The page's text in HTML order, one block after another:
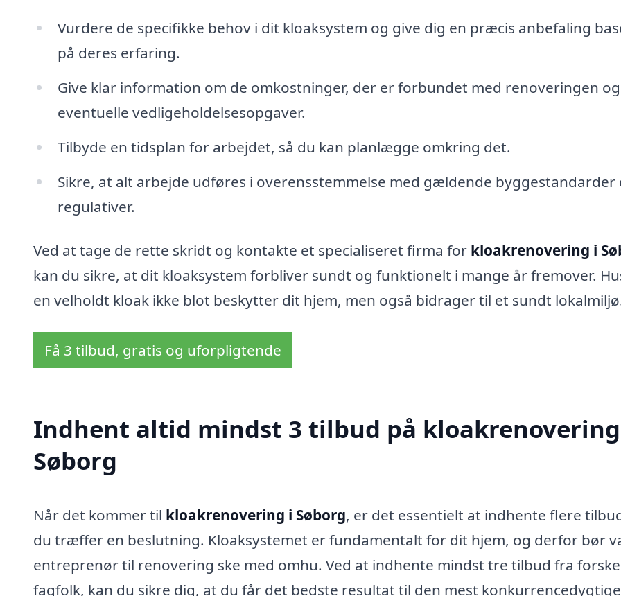
Vurdere de specifikke behov i dit kloaksystem og give dig en præcis anbefaling
på deres erfaring.
Give klar information om de omkostninger, der er forbundet med renoveringen og
eventuelle vedligeholdelsesopgaver.
Tilbyde en tidsplan for arbejdet, så du kan planlægge omkring det.
Sikre, at alt arbejde udføres i overensstemmelse med gældende byggestandarder
regulativer.
Ved at tage de rette skridt og kontakte et specialiseret firma for kloakrenovering i
kan du sikre, at dit kloaksystem forbliver sundt og funktionelt i mange år fremover.
en velholdt kloak ikke blot beskytter dit hjem, men også bidrager til et sundt
Få 3 tilbud, gratis og uforpligtende
Indhent altid mindst 3 tilbud på
Søborg
Når det kommer til kloakrenovering i Søborg, er det essentielt at indhente flere
du træffer en beslutning. Kloaksystemet er fundamentalt for dit hjem, og derfor bør
entreprenør til renovering ske med omhu. Ved at indhente mindst tre tilbud fra
fagfolk, kan du sikre dig, at du får det bedste resultat til den mest